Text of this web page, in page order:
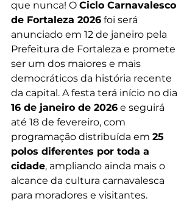
que nunca! O Ciclo Carnavalesco
de Fortaleza 2026 foi será
anunciado em 12 de janeiro pela
Prefeitura de Fortaleza e promete
ser um dos maiores e mais
democráticos da história recente
da capital. A festa terá início no dia
16 de janeiro de 2026 e seguirá
até 18 de fevereiro, com
programação distribuída em 25
polos diferentes por toda a
cidade, ampliando ainda mais o
alcance da cultura carnavalesca
para moradores e visitantes.